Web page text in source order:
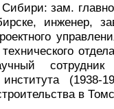
зам.
инженер,
технического
сотрудник
института
в